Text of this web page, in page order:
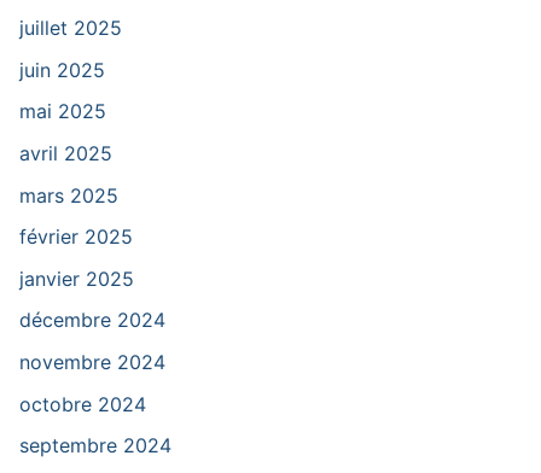
juillet 2025
juin 2025
mai 2025
avril 2025
mars 2025
février 2025
janvier 2025
décembre 2024
novembre 2024
octobre 2024
septembre 2024